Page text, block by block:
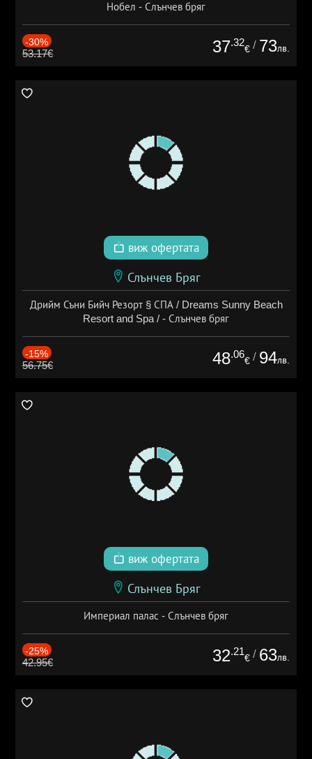
Нобел - Слънчев бряг
-30%
53.17€ 37.32
€ / 73лв.
виж офертата
Слънчев Бряг
Дрийм Съни Бийч Резорт § СПА / Dreams Sunny Beach
Resort and Spa / - Слънчев бряг
-15%
56.75€ 48.06
€ / 94лв.
виж офертата
Слънчев Бряг
Империал палас - Слънчев бряг
-25%
42.95€ 32.21
€ / 63лв.